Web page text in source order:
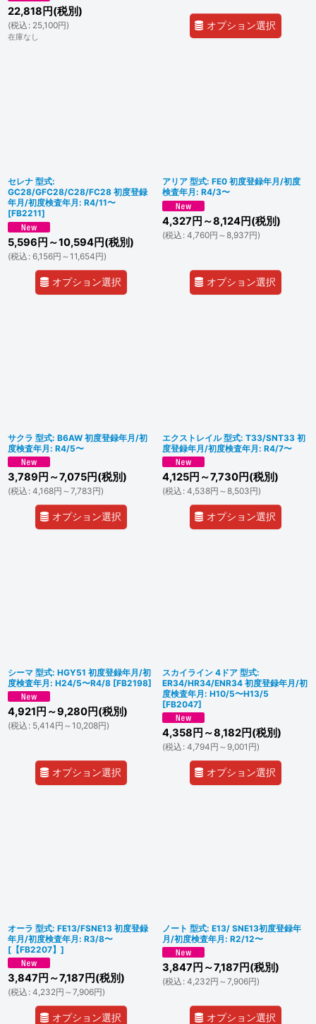
22,818 円(税別)
(税込 : 25,100円)
在庫なし
オプション選択
セレナ 型式:
GC28/GFC28/C28/FC28 初度登録
年月/初度検査年月: R4/11〜
[FB2211]
5,596 円 ～10,594円(税別)
(税込 : 6,156円 ～11,654円)
オプション選択
アリア 型式: FE0 初度登録年月/初度
検査年月: R4/3〜
4,327 円 ～8,124円(税別)
(税込 : 4,760円 ～8,937円)
オプション選択
サクラ 型式: B6AW 初度登録年月/初
度検査年月: R4/5〜
3,789 円 ～7,075円(税別)
(税込 : 4,168円 ～7,783円)
オプション選択
エクストレイル 型式: T33/SNT33 初
度登録年月/初度検査年月: R4/7〜
4,125円 ～7,730円(税別)
(税込 : 4,538円 ～8,503円)
オプション選択
シーマ 型式: HGY51 初度登録年月/初
度検査年月: H24/5〜R4/8 [FB2198]
4,921 円 ～9,280円(税別)
(税込 : 5,414円 ～10,208円)
オプション選択
スカイライン 4ドア 型式:
ER34/HR34/ENR34 初度登録年月/初
度検査年月: H10/5〜H13/5
[FB2047]
4,358 円 ～8,182円(税別)
(税込 : 4,794円 ～9,001 円)
オプション選択
オーラ 型式: FE13/FSNE13 初度登録
年月/初度検査年月: R3/8〜
[ 【FB2207】 ]
3,847 円 ～7,187 円(税別)
(税込 : 4,232円 ～7,906円)
オプション選択
ノート 型式: E13/ SNE13初度登録年
月/初度検査年月: R2/12〜
3,847 円 ～7,187 円(税別)
(税込 : 4,232円 ～7,906円)
オプション選択